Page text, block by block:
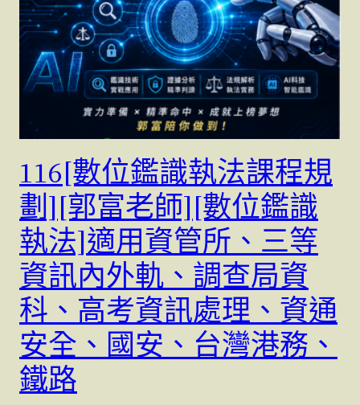
116[數位鑑識執法課程規
劃][郭富老師][數位鑑識
執法]適用資管所、三等
資訊內外軌、調查局資
科、高考資訊處理、資通
安全、國安、台灣港務、
鐵路